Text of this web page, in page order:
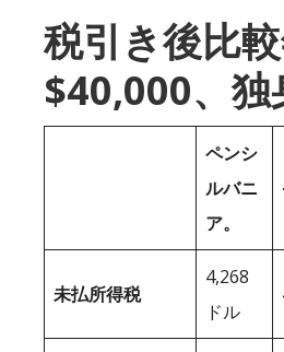
税引き後比
$40,000、独
ペンシ
ルバニ
ア。
未払所得税
4,268
ドル